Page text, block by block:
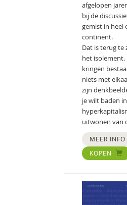
afgelopen
bij de
gemist in heel
continent.
Dat is terug te
het
kringen
niets met
zijn
je wilt baden
uitwonen van
MEER INFO
KOPEN